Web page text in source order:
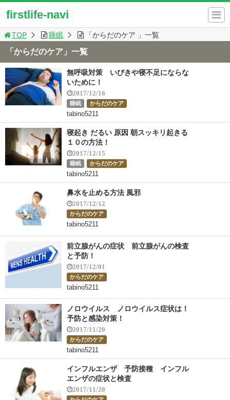
firstlife-navi
TOP 睡眠 「からだのケア 」一覧
「からだのケア」一覧
無呼吸対策 いびきや寝不足にならな
いために！
2017/12/16
睡眠 からだのケア
tabino5211
寝起き だるい 原因 朝スッキリ起きる
１０の方法！
2017/12/15
睡眠 からだのケア
tabino5211
鼻水を止める方法 風邪
2017/12/12
からだのケア
tabino5211
前立腺がんの症状 前立腺がんの検査
と予防！
2017/12/01
からだのケア
tabino5211
ノロウイルス ノロウイルス症状は！
予防と感染対策！
2017/11/20
からだのケア
tabino5211
インフルエンザ 予防接種 インフル
エンザの症状と検査
2017/11/20